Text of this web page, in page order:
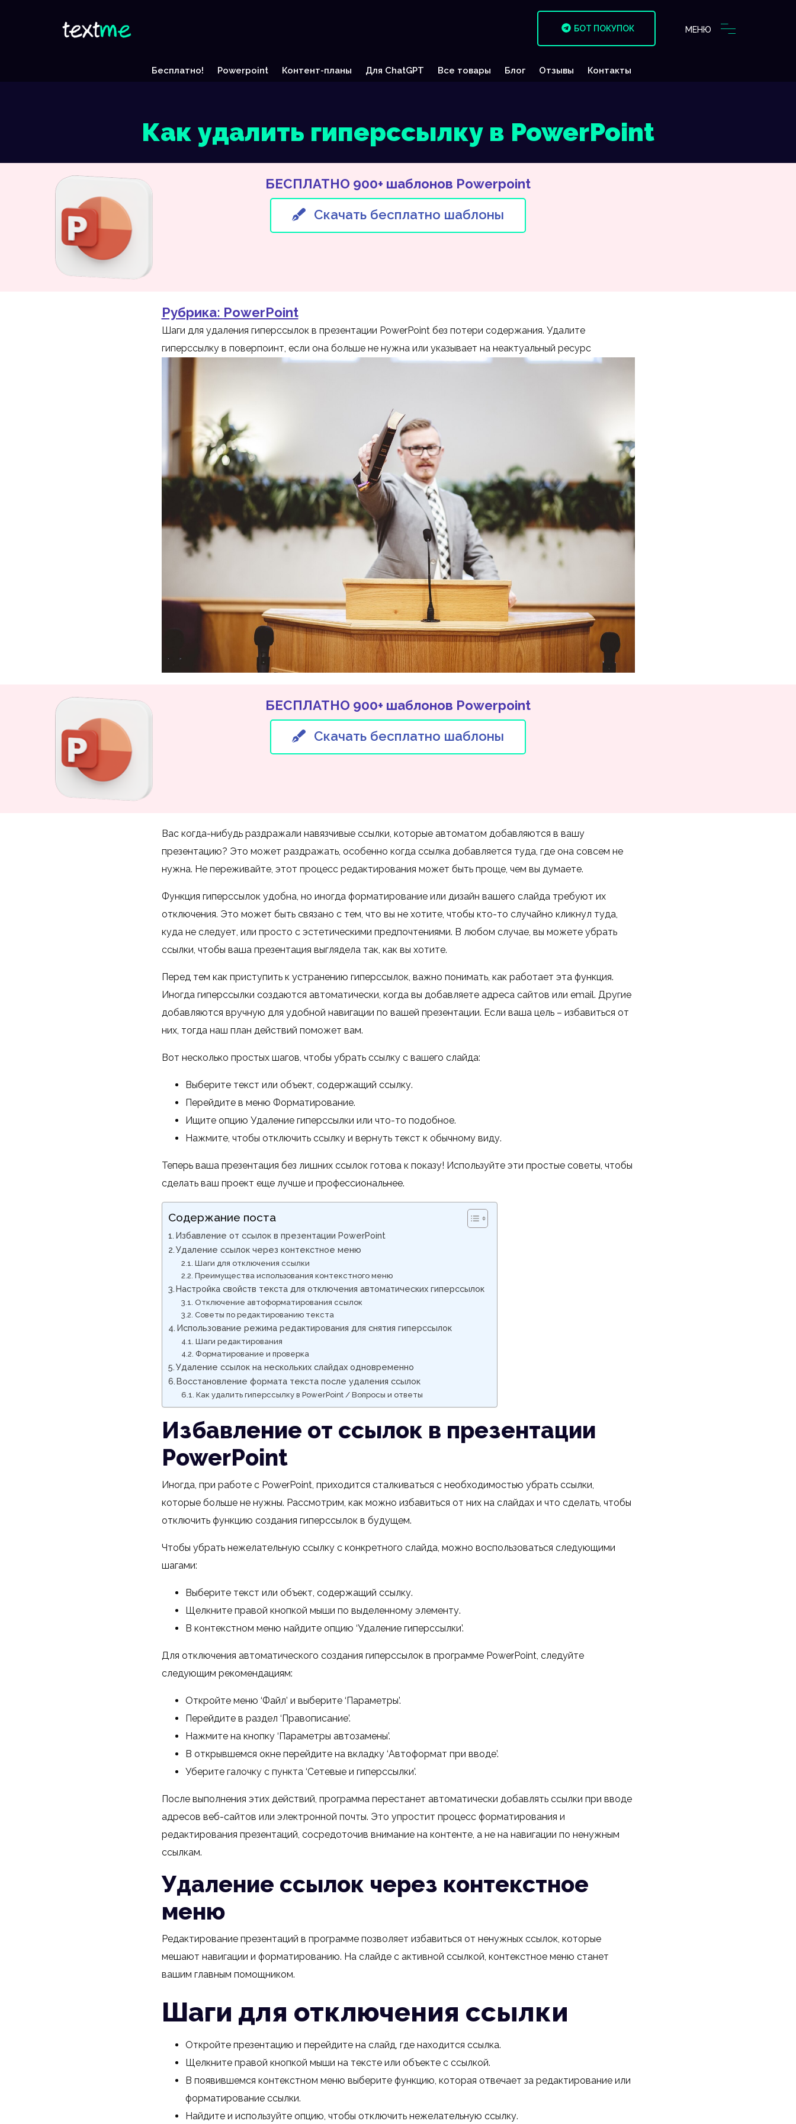
БОТ ПОКУПОК МЕНЮ
Бесплатно! Powerpoint Контент-планы Для ChatGPT Все товары Блог Отзывы Контакты
Как удалить гиперссылку в PowerPoint
БЕСПЛАТНО 900+ шаблонов Powerpoint
Скачать бесплатно шаблоны
Рубрика: PowerPoint
Шаги для удаления гиперссылок в презентации PowerPoint без потери содержания. Удалите
гиперссылку в поверпоинт, если она больше не нужна или указывает на неактуальный ресурс
БЕСПЛАТНО 900+ шаблонов Powerpoint
Скачать бесплатно шаблоны
Вас когда-нибудь раздражали навязчивые ссылки, которые автоматом добавляются в вашу
презентацию? Это может раздражать, особенно когда ссылка добавляется туда, где она совсем не
нужна. Не переживайте, этот процесс редактирования может быть проще, чем вы думаете.
Функция гиперссылок удобна, но иногда форматирование или дизайн вашего слайда требуют их
отключения. Это может быть связано с тем, что вы не хотите, чтобы кто-то случайно кликнул туда,
куда не следует, или просто с эстетическими предпочтениями. В любом случае, вы можете убрать
ссылки, чтобы ваша презентация выглядела так, как вы хотите.
Перед тем как приступить к устранению гиперссылок, важно понимать, как работает эта функция.
Иногда гиперссылки создаются автоматически, когда вы добавляете адреса сайтов или email. Другие
добавляются вручную для удобной навигации по вашей презентации. Если ваша цель – избавиться от
них, тогда наш план действий поможет вам.
Вот несколько простых шагов, чтобы убрать ссылку с вашего слайда:
Выберите текст или объект, содержащий ссылку.
Перейдите в меню Форматирование.
Ищите опцию Удаление гиперссылки или что-то подобное.
Нажмите, чтобы отключить ссылку и вернуть текст к обычному виду.
Теперь ваша презентация без лишних ссылок готова к показу! Используйте эти простые советы, чтобы
сделать ваш проект еще лучше и профессиональнее.
Содержание поста
Избавление от ссылок в презентации PowerPoint
Удаление ссылок через контекстное меню
Шаги для отключения ссылки
Преимущества использования контекстного меню
Настройка свойств текста для отключения автоматических гиперссылок
Отключение автоформатирования ссылок
Советы по редактированию текста
Использование режима редактирования для снятия гиперссылок
Шаги редактирования
Форматирование и проверка
Удаление ссылок на нескольких слайдах одновременно
Восстановление формата текста после удаления ссылок
Как удалить гиперссылку в PowerPoint / Вопросы и ответы
Избавление от ссылок в презентации
PowerPoint
Иногда, при работе с PowerPoint, приходится сталкиваться с необходимостью убрать ссылки,
которые больше не нужны. Рассмотрим, как можно избавиться от них на слайдах и что сделать, чтобы
отключить функцию создания гиперссылок в будущем.
Чтобы убрать нежелательную ссылку с конкретного слайда, можно воспользоваться следующими
шагами:
Выберите текст или объект, содержащий ссылку.
Щелкните правой кнопкой мыши по выделенному элементу.
В контекстном меню найдите опцию ‘Удаление гиперссылки’.
Для отключения автоматического создания гиперссылок в программе PowerPoint, следуйте
следующим рекомендациям:
Откройте меню ‘Файл’ и выберите ‘Параметры’.
Перейдите в раздел ‘Правописание’.
Нажмите на кнопку ‘Параметры автозамены’.
В открывшемся окне перейдите на вкладку ‘Автоформат при вводе’.
Уберите галочку с пункта ‘Сетевые и гиперссылки’.
После выполнения этих действий, программа перестанет автоматически добавлять ссылки при вводе
адресов веб-сайтов или электронной почты. Это упростит процесс форматирования и
редактирования презентаций, сосредоточив внимание на контенте, а не на навигации по ненужным
ссылкам.
Удаление ссылок через контекстное
меню
Редактирование презентаций в программе позволяет избавиться от ненужных ссылок, которые
мешают навигации и форматированию. На слайде с активной ссылкой, контекстное меню станет
вашим главным помощником.
Шаги для отключения ссылки
Откройте презентацию и перейдите на слайд, где находится ссылка.
Щелкните правой кнопкой мыши на тексте или объекте с ссылкой.
В появившемся контекстном меню выберите функцию, которая отвечает за редактирование или
форматирование ссылки.
Найдите и используйте опцию, чтобы отключить нежелательную ссылку.